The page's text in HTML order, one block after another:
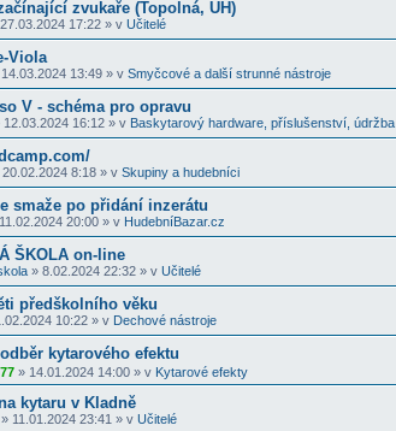
zvukaře (Topolná, UH)
27.03.2024 17:22 » v Učitelé
Viola
14.03.2024 13:49 » v Smyčcové a další strunné nástroje
V - schéma pro opravu
12.03.2024 16:12 » v Baskytarový hardware, příslušenství, údržba
20.02.2024 8:18 » v Skupiny a hudebníci
smaže po přidání inzerátu
11.02.2024 20:00 » v HudebníBazar.cz
ŠKOLA on-line
» 8.02.2024 22:32 » v Učitelé
předškolního věku
10:22 » v Dechové nástroje
kytarového efektu
» 14.01.2024 14:00 » v Kytarové efekty
kytaru v Kladně
» 11.01.2024 23:41 » v Učitelé